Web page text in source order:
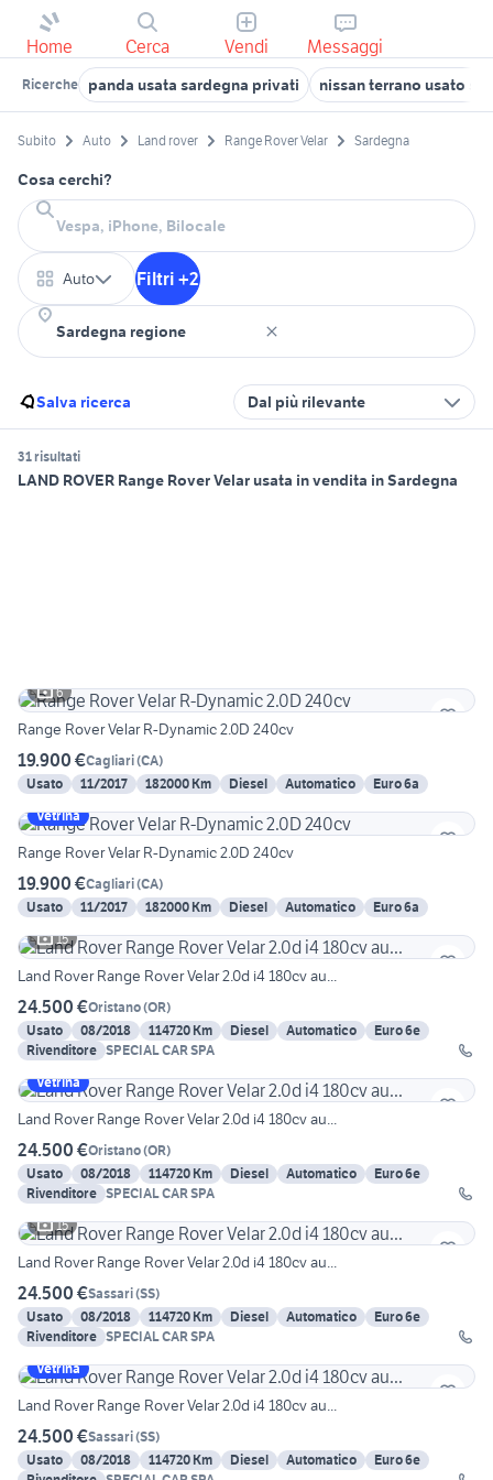
Home Cerca Vendi Messaggi
Ricerche panda usata sardegna privati nissan terrano usato
Subito Auto Land rover Range Rover Velar Sardegna
Cosa cerchi?
Auto Filtri +2
Salva ricerca Dal più rilevante
31 risultati
LAND ROVER Range Rover Velar usata in vendita in Sardegna
6
Range Rover Velar R-Dynamic 2.0D 240cv
19.900 €Cagliari(CA)
Usato
11/2017 182000 Km Diesel Automatico
Euro 6a
Vetrina
Range Rover Velar R-Dynamic 2.0D 240cv
19.900 €Cagliari(CA)
Usato
11/2017 182000 Km Diesel Automatico
Euro 6a
15
Land Rover Range Rover Velar 2.0d i4 180cv au...
24.500 €Oristano(OR)
Usato
08/2018 114720 Km Diesel Automatico
Euro 6e
Rivenditore SPECIAL CAR SPA
Vetrina
Land Rover Range Rover Velar 2.0d i4 180cv au...
24.500 €Oristano(OR)
Usato
08/2018 114720 Km Diesel Automatico
Euro 6e
Rivenditore SPECIAL CAR SPA
15
Land Rover Range Rover Velar 2.0d i4 180cv au...
24.500 €Sassari(SS)
Usato
08/2018 114720 Km Diesel Automatico
Euro 6e
Rivenditore SPECIAL CAR SPA
Vetrina
Land Rover Range Rover Velar 2.0d i4 180cv au...
24.500 €Sassari(SS)
Usato
08/2018 114720 Km Diesel Automatico
Euro 6e